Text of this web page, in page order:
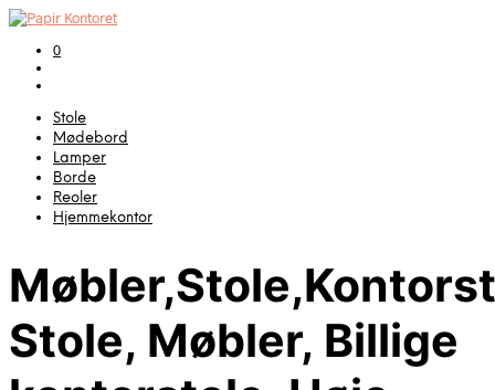
0
Stole
Mødebord
Lamper
Borde
Reoler
Hjemmekontor
Stole, Møbler, Billige